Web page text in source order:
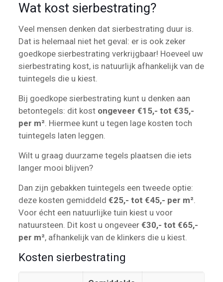
Wat kost sierbestrating?
Veel mensen denken dat sierbestrating duur is.
Dat is helemaal niet het geval: er is ook zeker
goedkope sierbestrating verkrijgbaar! Hoeveel uw
sierbestrating kost, is natuurlijk afhankelijk van de
tuintegels die u kiest.
Bij goedkope sierbestrating kunt u denken aan
betontegels: dit kost ongeveer €15,- tot €35,-
per m². Hiermee kunt u tegen lage kosten toch
tuintegels laten leggen.
Wilt u graag duurzame tegels plaatsen die iets
langer mooi blijven?
Dan zijn gebakken tuintegels een tweede optie:
deze kosten gemiddeld €25,- tot €45,- per m².
Voor écht een natuurlijke tuin kiest u voor
natuursteen. Dit kost u ongeveer €30,- tot €65,-
per m², afhankelijk van de klinkers die u kiest.
Kosten sierbestrating